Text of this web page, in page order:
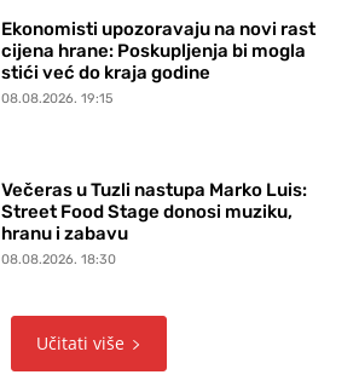
Ekonomisti upozoravaju na novi rast
cijena hrane: Poskupljenja bi mogla
stići već do kraja godine
08.08.2026. 19:15
Večeras u Tuzli nastupa Marko Luis:
Street Food Stage donosi muziku,
hranu i zabavu
08.08.2026. 18:30
Učitati više